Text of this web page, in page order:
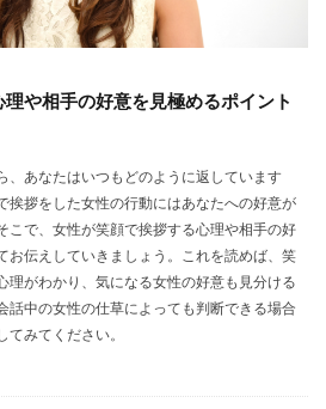
や相手の好意を見極めるポイント
、あなたはいつもどのように返しています
挨拶をした女性の行動にはあなたへの好意が
こで、女性が笑顔で挨拶する心理や相手の好
お伝えしていきましょう。これを読めば、笑
理がわかり、気になる女性の好意も見分ける
話中の女性の仕草によっても判断できる場合
みてください。